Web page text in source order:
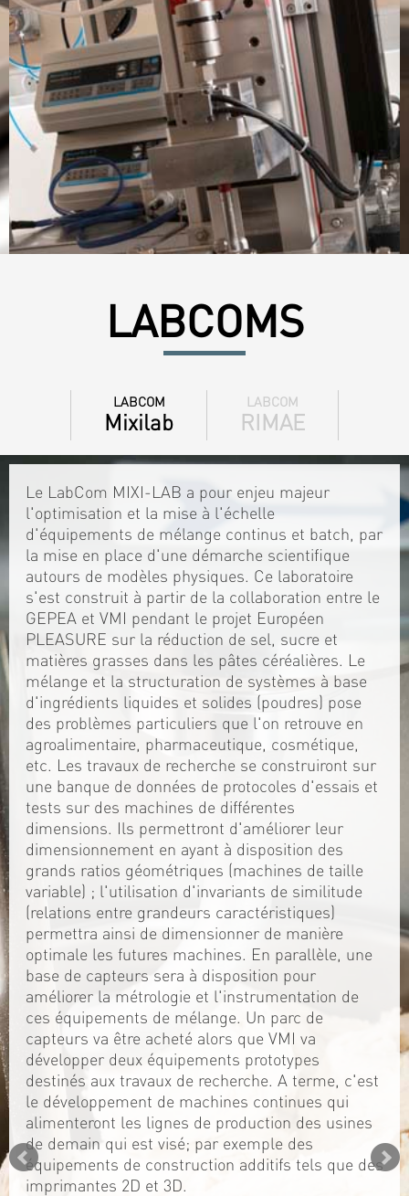
LABCOMS
LABCOM
Mixilab
LABCOM
RIMAE
Le LabCom MIXI-LAB a pour enjeu majeur
l'optimisation et la mise à l'échelle
d'équipements de mélange continus et batch, par
la mise en place d'une démarche scientifique
autours de modèles physiques. Ce laboratoire
s'est construit à partir de la collaboration entre le
GEPEA et VMI pendant le projet Européen
PLEASURE sur la réduction de sel, sucre et
matières grasses dans les pâtes céréalières. Le
mélange et la structuration de systèmes à base
d'ingrédients liquides et solides (poudres) pose
des problèmes particuliers que l'on retrouve en
agroalimentaire, pharmaceutique, cosmétique,
etc. Les travaux de recherche se construiront sur
une banque de données de protocoles d'essais et
tests sur des machines de différentes
dimensions. Ils permettront d'améliorer leur
dimensionnement en ayant à disposition des
grands ratios géométriques (machines de taille
variable) ; l'utilisation d'invariants de similitude
(relations entre grandeurs caractéristiques)
permettra ainsi de dimensionner de manière
optimale les futures machines. En parallèle, une
base de capteurs sera à disposition pour
améliorer la métrologie et l'instrumentation de
ces équipements de mélange. Un parc de
capteurs va être acheté alors que VMI va
développer deux équipements prototypes
destinés aux travaux de recherche. A terme, c'est
le développement de machines continues qui
alimenteront les lignes de production des usines
de demain qui est visé; par exemple des
équipements de construction additifs tels que des
imprimantes 2D et 3D.